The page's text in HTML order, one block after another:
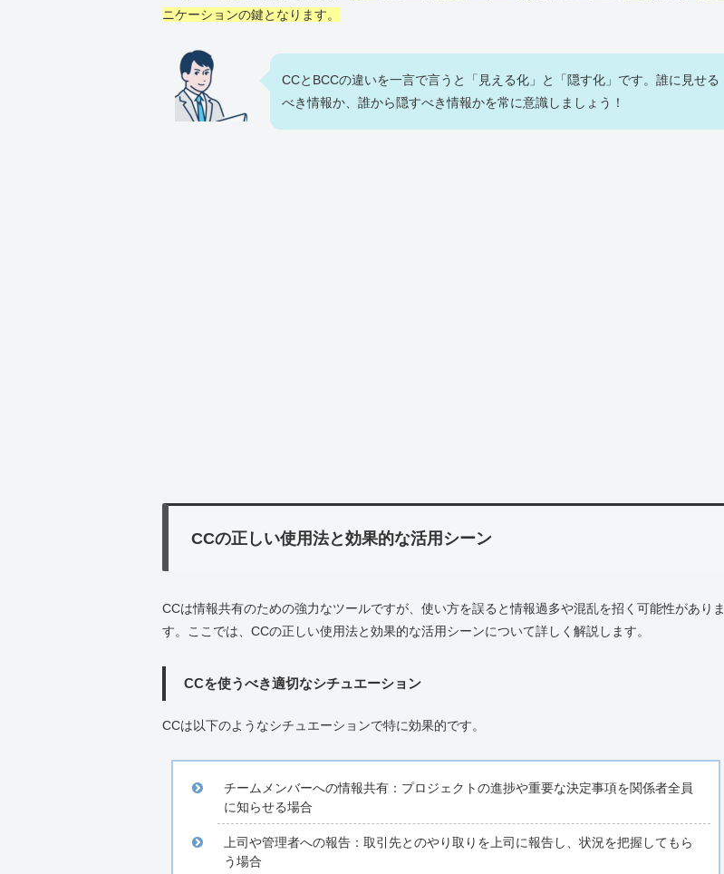
ニケーションの鍵となります。
CCとBCCの違いを一言で言うと「見える化」と「隠す化」です。誰に見せる
べき情報か、誰から隠すべき情報かを常に意識しましょう！
CCの正しい使用法と効果的な活用シーン
CCは情報共有のための強力なツールですが、使い方を誤ると情報過多や混乱を招く可能性がありま
す。ここでは、CCの正しい使用法と効果的な活用シーンについて詳しく解説します。
CCを使うべき適切なシチュエーション
CCは以下のようなシチュエーションで特に効果的です。
チームメンバーへの情報共有：プロジェクトの進捗や重要な決定事項を関係者全員
に知らせる場合
上司や管理者への報告：取引先とのやり取りを上司に報告し、状況を把握してもら
う場合